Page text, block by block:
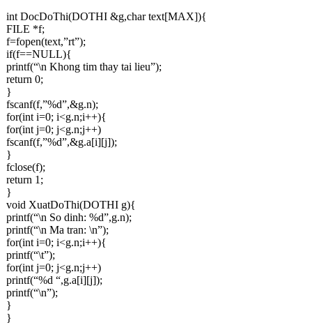
int DocDoThi(DOTHI &g,char text[MAX]){
FILE *f;
f=fopen(text,”rt”);
if(f==NULL){
printf(“\n Khong tim thay tai lieu”);
return 0;
}
fscanf(f,”%d”,&g.n);
for(int i=0; i<g.n;i++){
for(int j=0; j<g.n;j++)
fscanf(f,”%d”,&g.a[i][j]);
}
fclose(f);
return 1;
}
void XuatDoThi(DOTHI g){
printf(“\n So dinh: %d”,g.n);
printf(“\n Ma tran: \n”);
for(int i=0; i<g.n;i++){
printf(“\t”);
for(int j=0; j<g.n;j++)
printf(“%d “,g.a[i][j]);
printf(“\n”);
}
}